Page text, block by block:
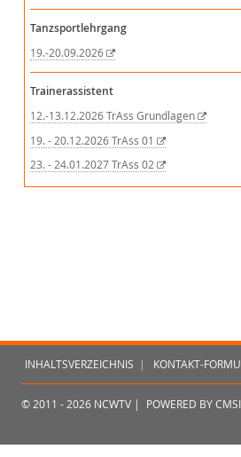
Tanzsportlehrgang
19.-20.09.2026
Trainerassistent
12.-13.12.2026 TrAss Grundlagen
19. - 20.12.2026 TrAss 01
23. - 24.01.2027 TrAss 02
INHALTSVERZEICHNIS | KONTAKT-
© 2011 - 2026 NCWTV | POWERED BY